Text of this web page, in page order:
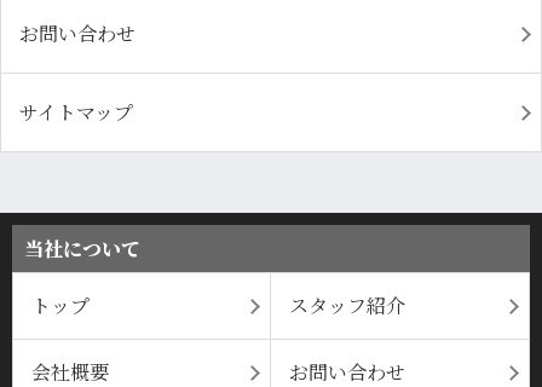
お問い合わせ
サイトマップ
当社について
トップ スタッフ紹介
会社概要 お問い合わせ